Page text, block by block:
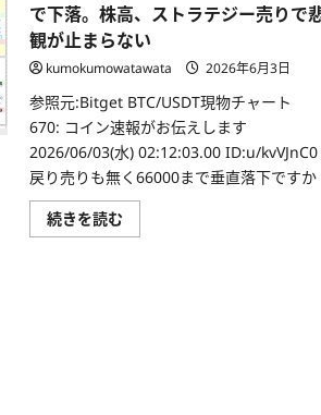
で下落。株高、ストラテジー売りで
観が止まらない
kumokumowatawata 2026年6月3日
参照元:Bitget BTC/USDT現物チャート
670: コイン速報がお伝えします
2026/06/03(水) 02:12:03.00 ID:u/kvVJnC0
戻り売りも無く66000まで垂直落下ですか
続きを読む